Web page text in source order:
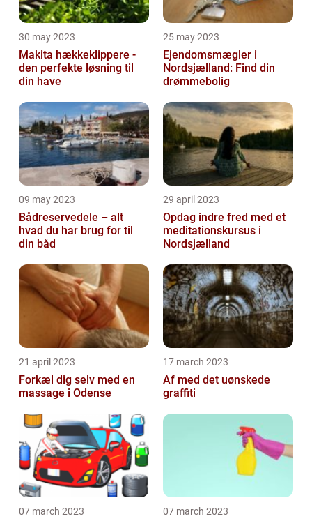
30 may 2023
Makita hækkeklippere -
den perfekte løsning til
din have
25 may 2023
Ejendomsmægler i
Nordsjælland: Find din
drømmebolig
09 may 2023
Bådreservedele – alt
hvad du har brug for til
din båd
29 april 2023
Opdag indre fred med et
meditationskursus i
Nordsjælland
21 april 2023
Forkæl dig selv med en
massage i Odense
17 march 2023
Af med det uønskede
graffiti
07 march 2023 07 march 2023